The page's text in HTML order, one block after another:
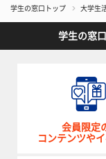
学生の窓口トップ 大学生
学生の窓
会員限定
コンテンツや